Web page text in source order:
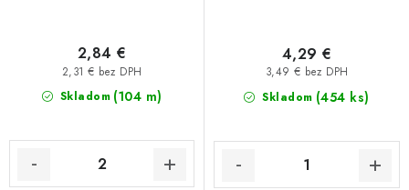
Skladom (104 m)
2,31 € bez DPH
2,84 €
Skladom (454 ks)
3,49 € bez DPH
4,29 €